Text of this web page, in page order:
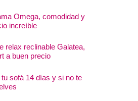
Omega, comodidad y
increíble
relax reclinable Galatea,
a buen precio
tu sofá 14 días y si no te